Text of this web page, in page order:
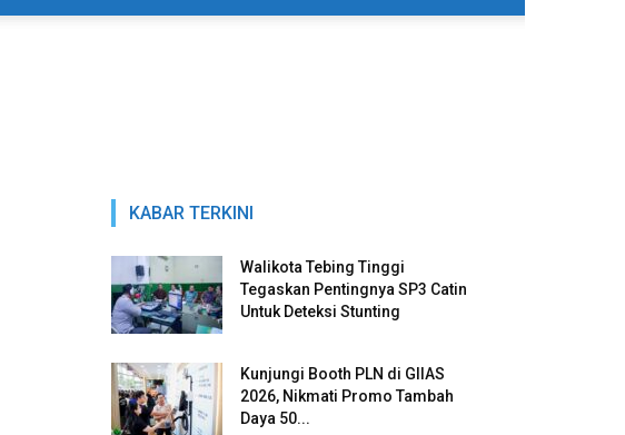
KABAR TERKINI
Walikota Tebing Tinggi
Tegaskan Pentingnya SP3 Catin
Untuk Deteksi Stunting
Kunjungi Booth PLN di GIIAS
2026, Nikmati Promo Tambah
Daya 50...